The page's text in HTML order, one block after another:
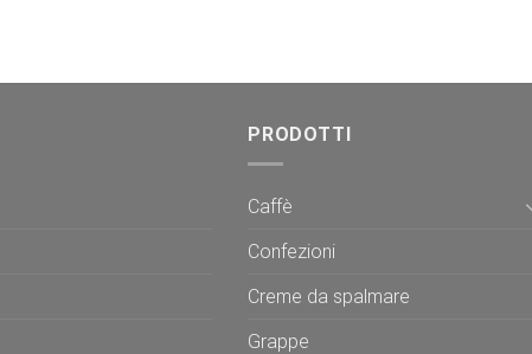
PRODOTTI
Caffè
Confezioni
Creme da spalmare
Grappe